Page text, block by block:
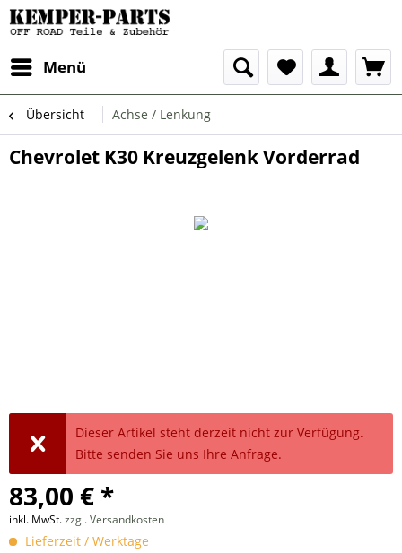
Menü
Übersicht Achse / Lenkung
Chevrolet K30 Kreuzgelenk Vorderrad
Dieser Artikel steht derzeit nicht zur Verfügung.
Bitte senden Sie uns Ihre Anfrage.
83,00 € *
inkl. MwSt.zzgl. Versandkosten
Lieferzeit / Werktage